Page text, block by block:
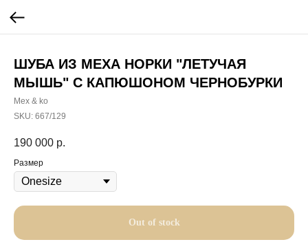
ШУБА ИЗ МЕХА НОРКИ "ЛЕТУЧАЯ
МЫШЬ" С КАПЮШОНОМ ЧЕРНОБУРКИ
Mex & ko
SKU: 667/129
190 000 р.
Размер
Out of stock